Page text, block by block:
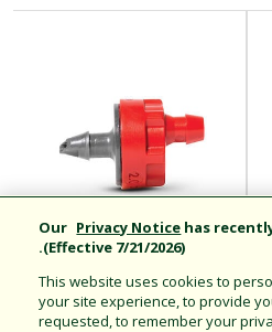
وحدات الري بالتنقيط
Our Privacy Notice has
(Effective 7/21/2026).
This website uses cookies to
your site experience, to provide
requested, to remember your